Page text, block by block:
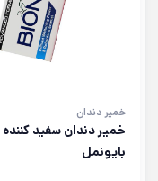
خمیر دندان
بایونمل